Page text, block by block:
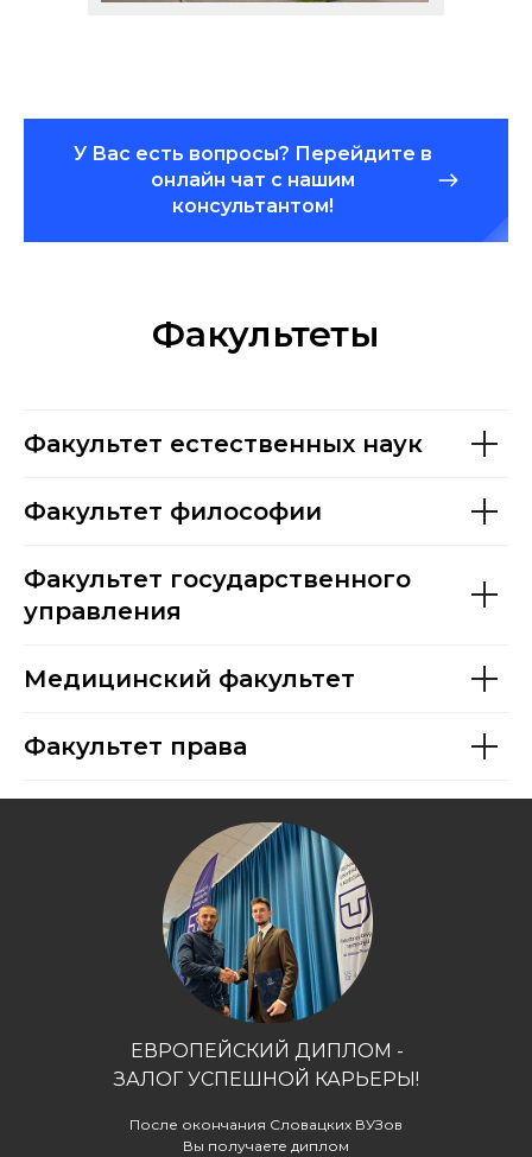
У Вас есть вопросы? Перейдите в
онлайн чат с нашим
консультантом!
Факультеты
Факультет естественных наук
Факультет философии
Факультет государственного
управления
Медицинский факультет
Факультет права
ЕВРОПЕЙСКИЙ ДИПЛОМ -
ЗАЛОГ УСПЕШНОЙ КАРЬЕРЫ!
После окончания Словацких ВУЗов
Вы получаете диплом